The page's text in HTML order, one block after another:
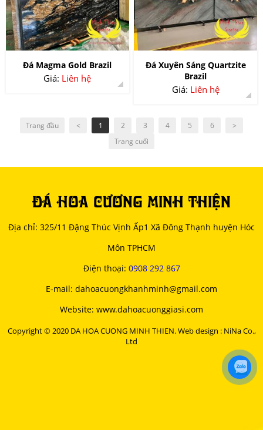
Đá Magma Gold Brazil
Giá: Liên hệ
Đá Xuyên Sáng Quartzite
Brazil
Giá: Liên hệ
Trang đầu < 1 2 3 4 5 6
>
Trang cuối
ĐÁ HOA CƯƠNG MINH THIỆN
Địa chỉ: 325/11 Đặng Thúc Vịnh Ấp1 Xã Đông Thạnh huyện Hóc
Môn TPHCM
Điện thoại: 0908 292 867
E-mail: dahoacuongkhanhminh@gmail.com
Website: www.dahoacuonggiasi.com
Copyright © 2020 DA HOA CUONG MINH THIEN. Web design : NiNa Co.,
Ltd